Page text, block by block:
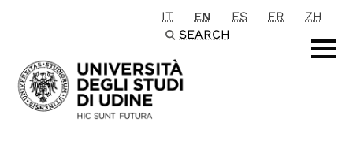
Passa al contenuto principale
IT EN ES FR
ZH
SEARCH